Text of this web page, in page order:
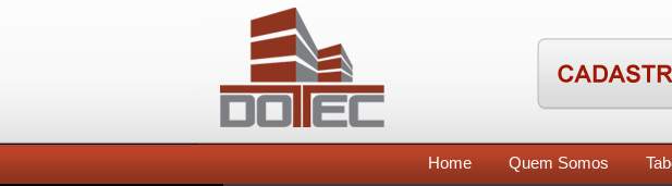
Home Quem Somos